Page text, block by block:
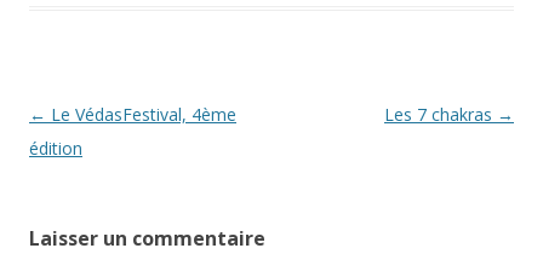
Navigation
des
← Le VédasFestival, 4ème
édition
Les 7 chakras →
Laisser un commentaire